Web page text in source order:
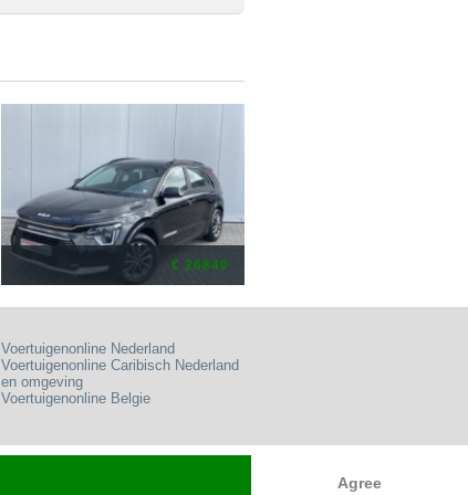
Agree
€ 26840
Voertuigenonline Nederland
Voertuigenonline Caribisch Nederland
en omgeving
Voertuigenonline Belgie